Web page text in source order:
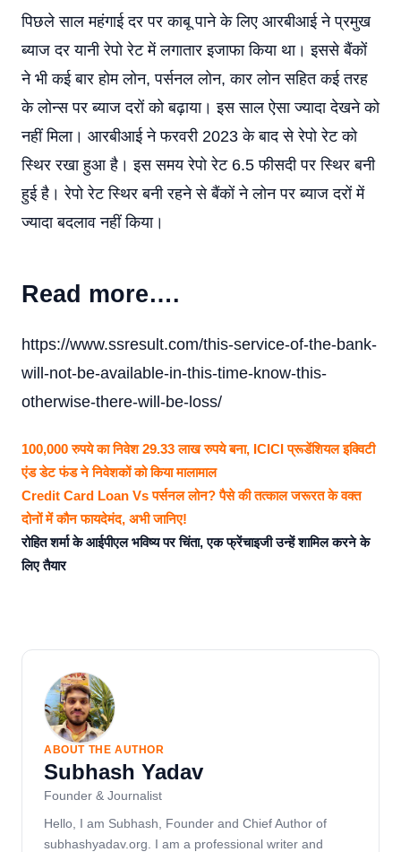
पिछले साल महंगाई दर पर काबू पाने के लिए आरबीआई ने प्रमुख
ब्याज दर यानी रेपो रेट में लगातार इजाफा किया था। इससे बैंकों
ने भी कई बार होम लोन, पर्सनल लोन, कार लोन सहित कई तरह
के लोन्स पर ब्याज दरों को बढ़ाया। इस साल ऐसा ज्यादा देखने को
नहीं मिला। आरबीआई ने फरवरी 2023 के बाद से रेपो रेट को
स्थिर रखा हुआ है। इस समय रेपो रेट 6.5 फीसदी पर स्थिर बनी
हुई है। रेपो रेट स्थिर बनी रहने से बैंकों ने लोन पर ब्याज दरों में
ज्यादा बदलाव नहीं किया।
Read more….
https://www.ssresult.com/this-service-of-the-bank-
will-not-be-available-in-this-time-know-this-
otherwise-there-will-be-loss/
100,000 रुपये का निवेश 29.33 लाख रुपये बना, ICICI प्रूडेंशियल इक्विटी
एंड डेट फंड ने निवेशकों को किया मालामाल
Credit Card Loan Vs पर्सनल लोन? पैसे की तत्काल जरूरत के वक्त
दोनों में कौन फायदेमंद, अभी जानिए!
रोहित शर्मा के आईपीएल भविष्य पर चिंता, एक फ्रेंचाइजी उन्हें शामिल करने के
लिए तैयार
ABOUT THE AUTHOR
Subhash Yadav
Founder & Journalist
Hello, I am Subhash, Founder and Chief Author of
subhashyadav.org. I am a professional writer and